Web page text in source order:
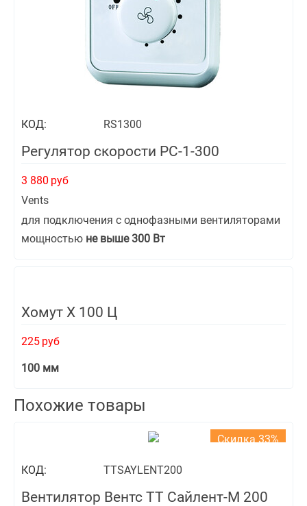
КОД: RS1300
Регулятор скорости РС-1-300
3 880 руб
Vents
для подключения с однофазными вентиляторами
мощностью не выше 300 Вт
Хомут Х 100 Ц
225 руб
100 мм
Похожие товары
Скидка 33%
КОД: TTSAYLENT200
Вентилятор Вентс ТТ Сайлент-М 200